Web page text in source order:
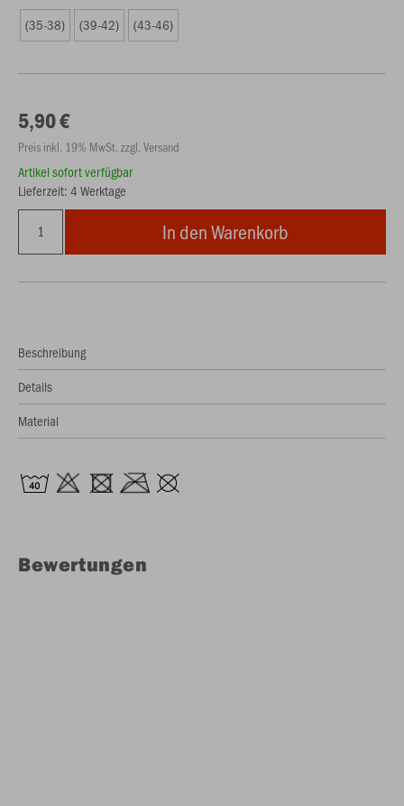
(35-38) (39-42) (43-46)
5,90 €
Preis inkl. 19% MwSt. zzgl. Versand
Artikel sofort verfügbar
Lieferzeit: 4 Werktage
In den Warenkorb
Beschreibung
Details
Material
Bewertungen